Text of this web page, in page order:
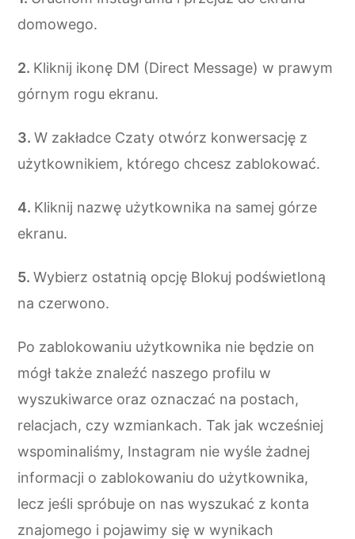
domowego.
Kliknij ikonę DM (Direct Message) w prawym
górnym rogu ekranu.
W zakładce Czaty otwórz konwersację z
użytkownikiem, którego chcesz zablokować.
Kliknij nazwę użytkownika na samej górze
ekranu.
Wybierz ostatnią opcję Blokuj podświetloną
na czerwono.
Po zablokowaniu użytkownika nie będzie on
mógł także znaleźć naszego profilu w
wyszukiwarce oraz oznaczać na postach,
relacjach, czy wzmiankach. Tak jak wcześniej
wspominaliśmy, Instagram nie wyśle żadnej
informacji o zablokowaniu do użytkownika,
lecz jeśli spróbuje on nas wyszukać z konta
znajomego i pojawimy się w wynikach